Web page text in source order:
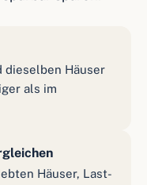
dieselben Häuser
als im
Häuser, Last-